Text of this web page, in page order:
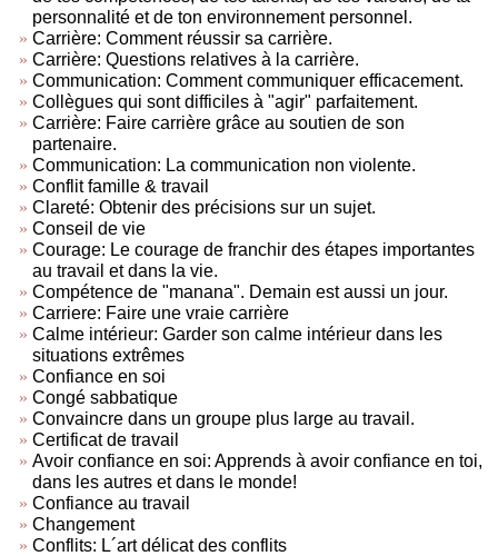
personnalité et de ton environnement personnel.
Carrière: Comment réussir sa carrière.
Carrière: Questions relatives à la carrière.
Communication: Comment communiquer efficacement.
Collègues qui sont difficiles à "agir" parfaitement.
Carrière: Faire carrière grâce au soutien de son
partenaire.
Communication: La communication non violente.
Conflit famille & travail
Clareté: Obtenir des précisions sur un sujet.
Conseil de vie
Courage: Le courage de franchir des étapes importantes
au travail et dans la vie.
Compétence de "manana". Demain est aussi un jour.
Carriere: Faire une vraie carrière
Calme intérieur: Garder son calme intérieur dans les
situations extrêmes
Confiance en soi
Congé sabbatique
Convaincre dans un groupe plus large au travail.
Certificat de travail
Avoir confiance en soi: Apprends à avoir confiance en toi,
dans les autres et dans le monde!
Confiance au travail
Changement
Conflits: L´art délicat des conflits